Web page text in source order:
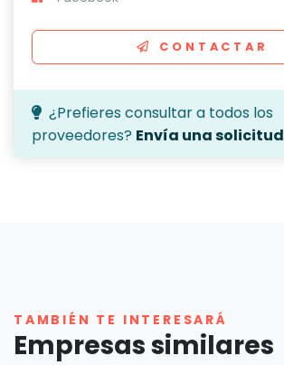
CONTACTAR
¿Prefieres consultar a todos los
proveedores? Envía una solicitud
TAMBIÉN TE INTERESARÁ
Empresas similares